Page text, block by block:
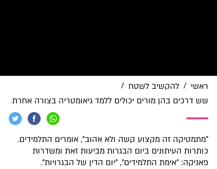
ראשי / להקשיב לשטח /
שש דרכים בהן מורים יכולים ללמד גיאומטריה בצורה אחרת
"מתמטיקה זה מקצוע קשה ולא אהוב", אומרים התלמידים.
כותרות העיתונים ביום הבגרות מביעות זאת ומשדרות
פאניקה: "אימת התלמידים", "יום הדין של הבגרויות".